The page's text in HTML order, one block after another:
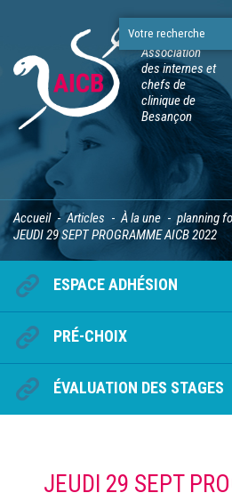
Association
des internes et
chefs de
clinique de
Besançon
Accueil Articles À la une
planning
JEUDI 29 SEPT PROGRAMME AICB 2022
ESPACE ADHÉSION
PRÉ-CHOIX
ÉVALUATION DES STAGES
JEUDI 29 SEPT